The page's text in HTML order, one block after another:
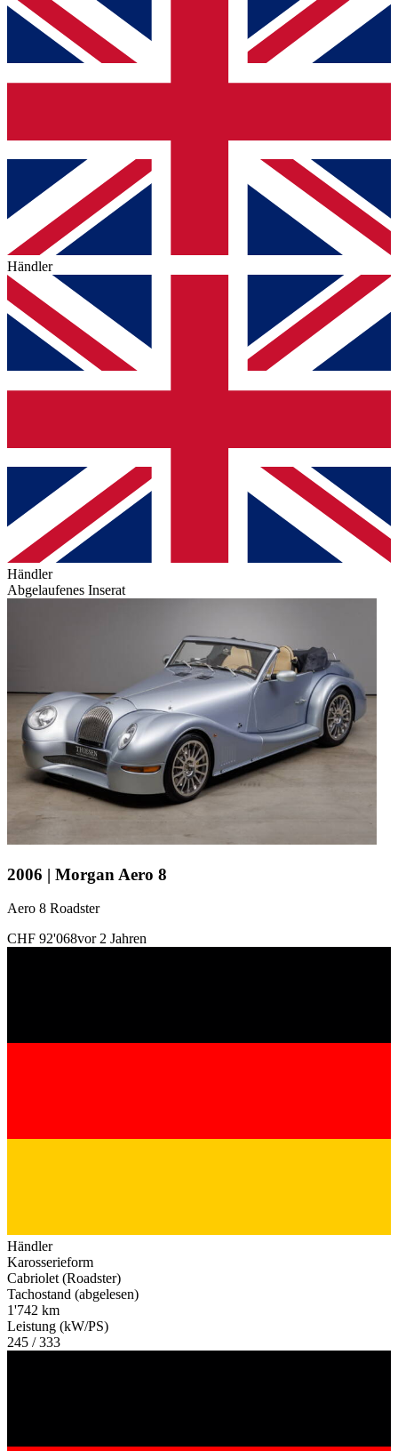
Händler
Händler
Abgelaufenes Inserat
2006 | Morgan Aero 8
Aero 8 Roadster
CHF 92'068vor 2 Jahren
Händler
Karosserieform
Cabriolet (Roadster)
Tachostand (abgelesen)
1'742 km
Leistung (kW/PS)
245 / 333